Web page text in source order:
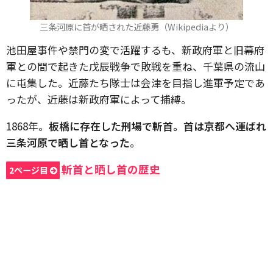
三条河原に首が晒された近藤勇（Wikipediaより）
池田屋事件や禁門の変で活躍するも、新政府軍と旧幕府
軍との間で起きた戊辰戦争で敗戦を重ね、千葉県の流山
に屯集した。近藤たち隊士は会津を目指し進軍予定であ
ったが、近藤は新政府軍によって捕縛。
1868年。 板橋に存在した刑場で斬首。首は京都へ運ばれ
三条河原で晒し首となった。
2ページ目 斬首と晒し首の歴史